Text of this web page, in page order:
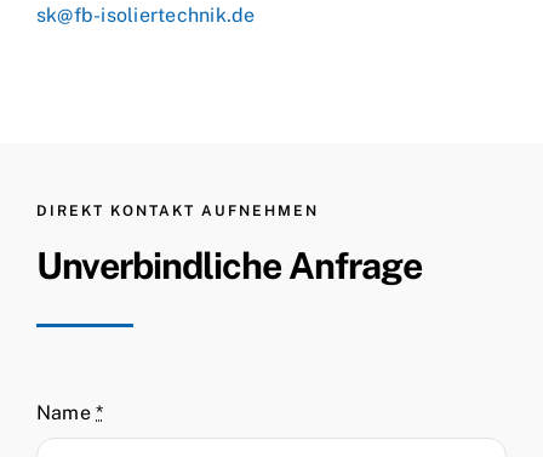
sk@fb-isoliertechnik.de
DIREKT KONTAKT AUFNEHMEN
Unverbindliche Anfrage
Name*